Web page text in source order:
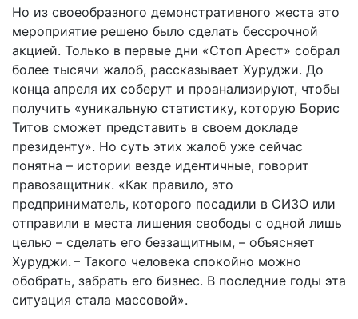
Но из своеобразного демонстративного жеста это
мероприятие решено было сделать бессрочной
акцией. Только в первые дни «Стоп Арест» собрал
более тысячи жалоб, рассказывает Хуруджи. До
конца апреля их соберут и проанализируют, чтобы
получить «уникальную статистику, которую Борис
Титов сможет представить в своем докладе
президенту». Но суть этих жалоб уже сейчас
понятна – истории везде идентичные, говорит
правозащитник. «Как правило, это
предприниматель, которого посадили в СИЗО или
отправили в места лишения свободы с одной лишь
целью – сделать его беззащитным, – объясняет
Хуруджи. – Такого человека спокойно можно
обобрать, забрать его бизнес. В последние годы эта
ситуация стала массовой».